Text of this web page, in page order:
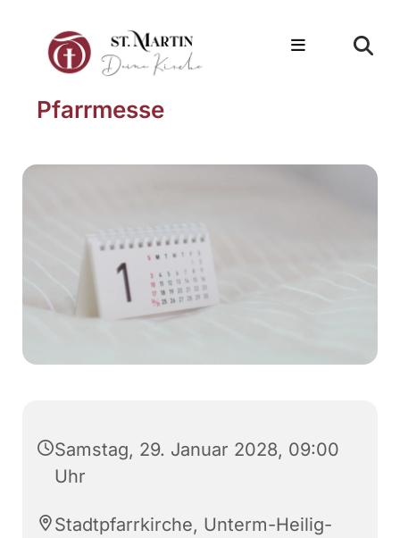
Pfarrmesse
Samstag, 29. Januar 2028, 09:00
Uhr
Stadtpfarrkirche, Unterm-Heilig-